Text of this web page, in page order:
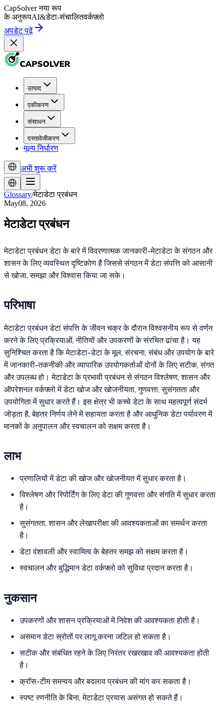
CapSolver नया रूप
के अनुरूपAI&डेटा-संचालितवर्कफ़्लो
अपडेट पढ़ें
उत्पाद
एकीकरण
संसाधन
दस्तावेजीकरण
मूल्य निर्धारण
अभी शुरू करें
Glossary/मेटाडेटा प्रबंधन
May08, 2026
मेटाडेटा प्रबंधन
मेटाडेटा प्रबंधन डेटा के बारे में विवरणात्मक जानकारी-मेटाडेटा के संगठन और
शासन के लिए व्यवस्थित दृष्टिकोण है जिससे संगठन में डेटा संपत्ति को आसानी
से खोजा, समझा और विश्वास किया जा सके।
परिभाषा
मेटाडेटा प्रबंधन डेटा संपत्ति के जीवन चक्र के दौरान विश्वसनीय रूप से वर्णन
करने के लिए प्रक्रियाओं, नीतियों और उपकरणों के संरचित ढांचा है। यह
सुनिश्चित करता है कि मेटाडेटा-डेटा के मूल, संरचना, संबंध और उपयोग के बारे
में जानकारी-तकनीकी और व्यापारिक उपयोगकर्ताओं दोनों के लिए सटीक, संगत
और उपलब्ध हो। मेटाडेटा के प्रभावी प्रबंधन से संगठन विश्लेषण, शासन और
ऑपरेशनल वर्कफ़्लो में डेटा खोज और खोजनीयता, गुणवत्ता, सुसंगतता और
उपयोगिता में सुधार करते हैं। इस क्षेत्र भी कच्चे डेटा के साथ महत्वपूर्ण संदर्भ
जोड़ता है, बेहतर निर्णय लेने में सहायता करता है और आधुनिक डेटा पर्यावरण में
मानकों के अनुपालन और स्वचालन को सक्षम करता है।
लाभ
प्रणालियों में डेटा की खोज और खोजनीयत में सुधार करता है।
विश्लेषण और रिपोर्टिंग के लिए डेटा की गुणवत्ता और संगति में सुधार करता
है।
सुसंगतता, शासन और लेखापरीक्षा की आवश्यकताओं का समर्थन करता
है।
डेटा वंशावली और स्वामित्व के बेहतर समझ को सक्षम करता है।
स्वचालन और बुद्धिमान डेटा वर्कफ़्लो को सुविधा प्रदान करता है।
नुकसान
उपकरणों और शासन प्रक्रियाओं में निवेश की आवश्यकता होती है।
असमान डेटा स्रोतों पर लागू करना जटिल हो सकता है।
सटीक और संबंधित रहने के लिए निरंतर रखरखाव की आवश्यकता होती
है।
क्रॉस-टीम समन्वय और बदलाव प्रबंधन की मांग कर सकता है।
स्पष्ट रणनीति के बिना, मेटाडेटा प्रयास असंगत हो सकते हैं।